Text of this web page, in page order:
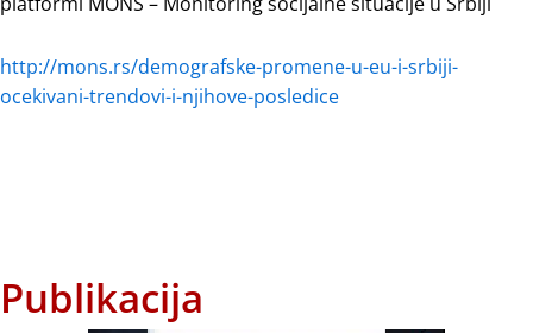
http://mons.rs/demografske-promene-u-eu-i-srbiji-
ocekivani-trendovi-i-njihove-posledice
Publikacija